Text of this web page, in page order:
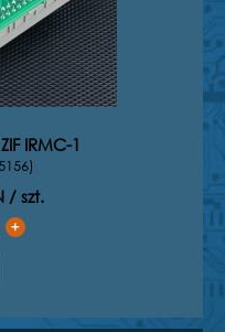
IRMC-1
/ szt.
➕